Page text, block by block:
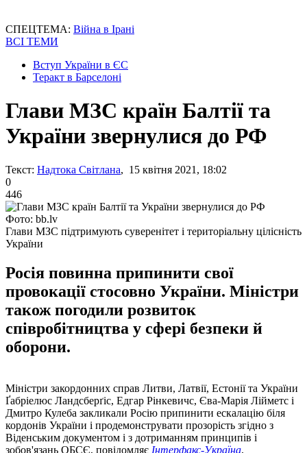
СПЕЦТЕМА: Війна в Ірані
ВСІ ТЕМИ
Вступ України в ЄС
Теракт в Барселоні
Глави МЗС країн Балтії та
України звернулися до РФ
Текст: Надтока Світлана, 15 квітня 2021, 18:02
0
446
Фото: bb.lv
Глави МЗС підтримують суверенітет і територіальну цілісність
України
Росія повинна припинити свої
провокації стосовно України. Міністри
також погодили розвиток
співробітництва у сфері безпеки й
оборони.
Міністри закордонних справ Литви, Латвії, Естонії та України
Ґабріелюс Ландсберґіс, Едгар Рінкевичс, Єва-Марія Лійметс і
Дмитро Кулеба закликали Росію припинити ескалацію біля
кордонів України і продемонструвати прозорість згідно з
Віденським документом і з дотриманням принципів і
зобов'язань ОБСЄ, повідомляє Інтерфакс-Україна.